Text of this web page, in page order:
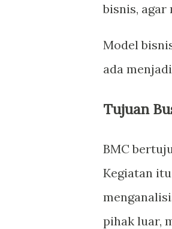
bisnis, agar
Model
ada
Tujuan
BMC
Kegiatan
pihak luar,